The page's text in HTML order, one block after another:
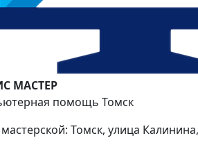
МАСТЕР
помощь Томск
Томск, улица